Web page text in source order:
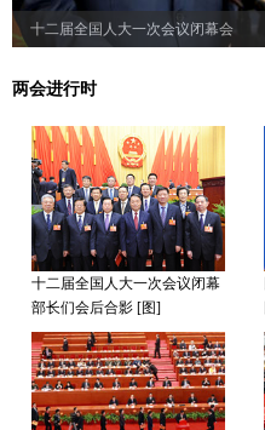
十二届全国人大一次会议闭幕会
两会进行时
十二届全国人大一次会议闭幕
部长们会后合影 [图]